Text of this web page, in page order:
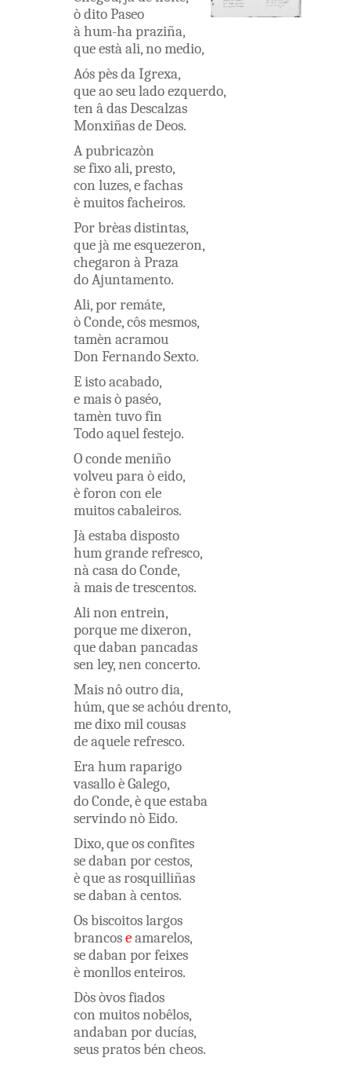
òditoPaseo
àhum-hapraziña,
queestàali,nomedio,
AóspèsdaIgrexa,
queaoseuladoezquerdo,
ten âdasDescalzas
MonxiñasdeDeos.
Apubricazòn
sefixoali,presto,
con luzes,efachas
èmuitosfacheiros.
Porbrèasdistintas,
quejàmeesquezeron,
chegaron àPraza
doAjuntamento.
Ali,porremáte,
òConde,côsmesmos,
tamèn acramou
Don FernandoSexto.
Eistoacabado,
emaisòpaséo,
tamèn tuvofin
Todoaquelfestejo.
Ocondemeniño
volveuparaòeido,
èforon con ele
muitoscabaleiros.
Jàestabadisposto
humgranderefresco,
nàcasadoConde,
àmaisdetrescentos.
Alinon entrein,
porquemedixeron,
quedaban pancadas
sen ley,nen concerto.
Maisnôoutrodia,
húm,queseachóudrento,
medixomilcousas
de aquelerefresco.
Erahumraparigo
vasalloèGalego,
doConde,èqueestaba
servindonòEido.
Dixo,queosconfites
sedaban porcestos,
èqueasrosquilliñas
sedaban àcentos.
Osbiscoitoslargos
brancoseamarelos,
sedaban porfeixes
èmonllosenteiros.
Dòsòvosfiados
con muitosnobêlos,
andaban porducías,
seuspratosbén cheos.